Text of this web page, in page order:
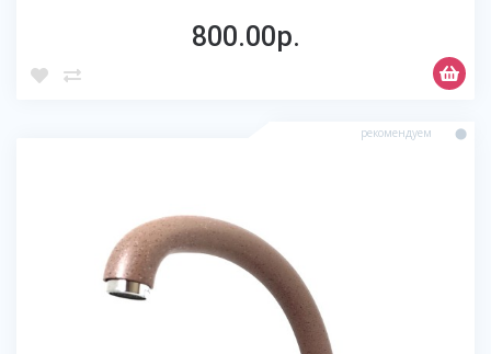
800.00р.